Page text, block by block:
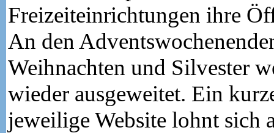
Freizeiteinrichtungen ihre
An den
Weihnachten und Silvester
wieder ausgeweitet. Ein
jeweilige Website lohnt sich